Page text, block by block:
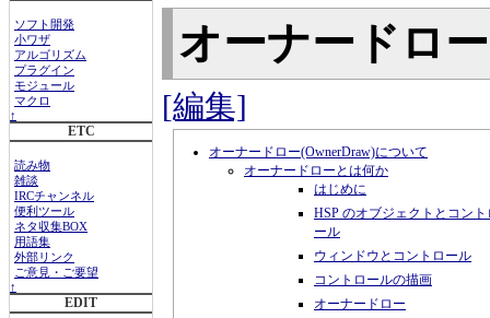
ソフト開発
小ワザ
アルゴリズム
プラグイン
モジュール
マクロ
↑
ETC
読み物
雑談
IRCチャンネル
便利ツール
ネタ収集BOX
用語集
外部リンク
ご意見・ご要望
↑
EDIT
オーナードロ
[編集]
オーナードロー(OwnerDraw)について
オーナードローとは何か
はじめに
HSP のオブジェクトとコント
ール
ウィンドウとコントロール
コントロールの描画
オーナードロー